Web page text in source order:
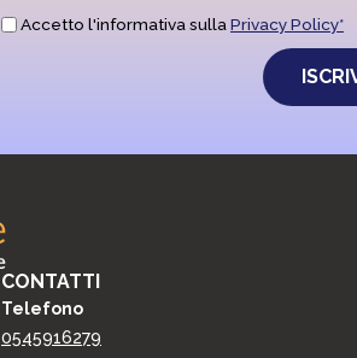
Accetto l'informativa sulla Privacy Policy*
CONTATTI
Telefono
0545916279